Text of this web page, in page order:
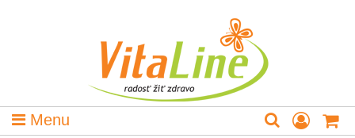
Menu